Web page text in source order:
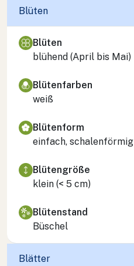
Blüten
Blüten
blühend (April bis Mai)
Blütenfarben
weiß
Blütenform
einfach, schalenförmig
Blütengröße
klein (< 5 cm)
Blütenstand
Büschel
Blätter